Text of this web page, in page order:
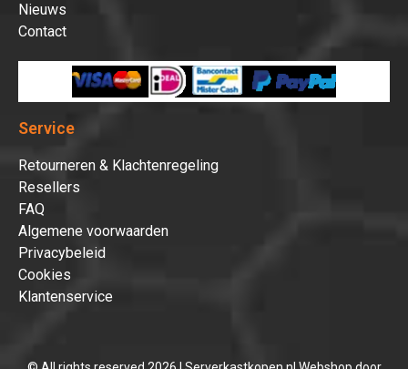
Nieuws
Contact
Service
Retourneren & Klachtenregeling
Resellers
FAQ
Algemene voorwaarden
Privacybeleid
Cookies
Klantenservice